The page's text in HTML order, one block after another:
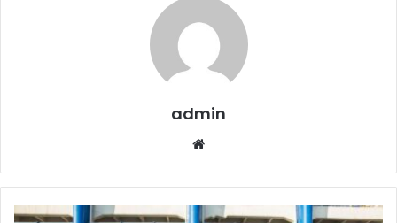
admin